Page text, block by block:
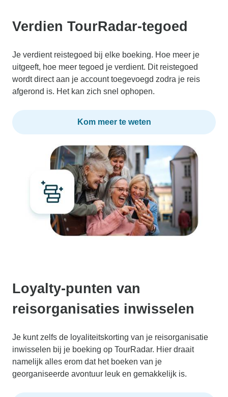
Verdien TourRadar-tegoed
Je verdient reistegoed bij elke boeking. Hoe meer je
uitgeeft, hoe meer tegoed je verdient. Dit reistegoed
wordt direct aan je account toegevoegd zodra je reis
afgerond is. Het kan zich snel ophopen.
Kom meer te weten
Loyalty-punten van
reisorganisaties inwisselen
Je kunt zelfs de loyaliteitskorting van je reisorganisatie
inwisselen bij je boeking op TourRadar. Hier draait
namelijk alles erom dat het boeken van je
georganiseerde avontuur leuk en gemakkelijk is.